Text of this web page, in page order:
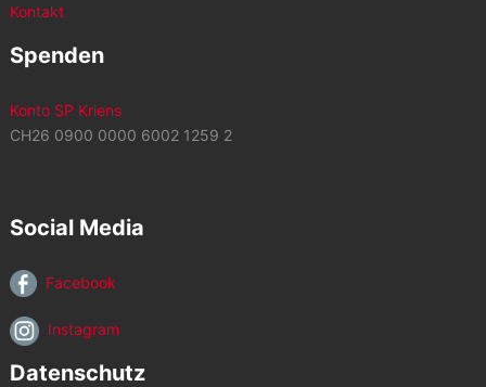
Kontakt
Spenden
Konto SP Kriens
CH26 0900 0000 6002 1259 2
Social Media
Facebook
Instagram
Datenschutz